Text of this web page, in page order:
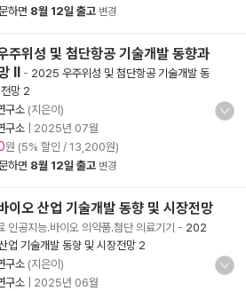
하면 8월 12일 출고 변경
위성 및 첨단항공 기술개발 동향과
Ⅱ - 2025 우주위성 및 첨단항공 기술개발 동
망 2
구소 (지은이)
구소
2025년 07월
원 (5% 할인 / 13,200원)
하면 8월 12일 출고 변경
오 산업 기술개발 동향 및 시장전망
인공지능.바이오 의약품.첨단 의료기기 - 202
업 기술개발 동향 및 시장전망 2
구소 (지은이)
구소
2025년 06월